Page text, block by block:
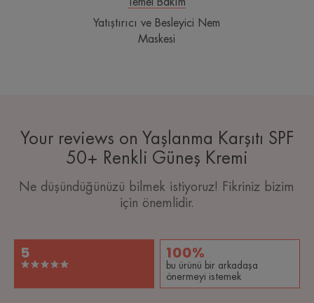
Yatıştırıcı ve Besleyici Nem
Maskesi
Your reviews on Yaşlanma Karşıtı SPF
50+ Renkli Güneş Kremi
Ne düşündüğünüzü bilmek istiyoruz! Fikriniz bizim
için önemlidir.
5 100%
bu ürünü bir arkadaşa
önermeyi istemek